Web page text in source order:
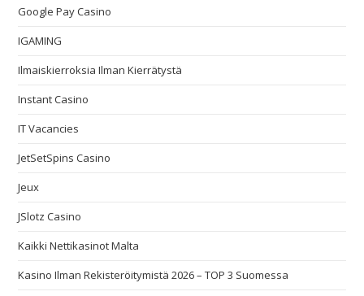
Google Pay Casino
IGAMING
Ilmaiskierroksia Ilman Kierrätystä
Instant Casino
IT Vacancies
JetSetSpins Casino
Jeux
JSlotz Casino
Kaikki Nettikasinot Malta
Kasino Ilman Rekisteröitymistä 2026 – TOP 3 Suomessa